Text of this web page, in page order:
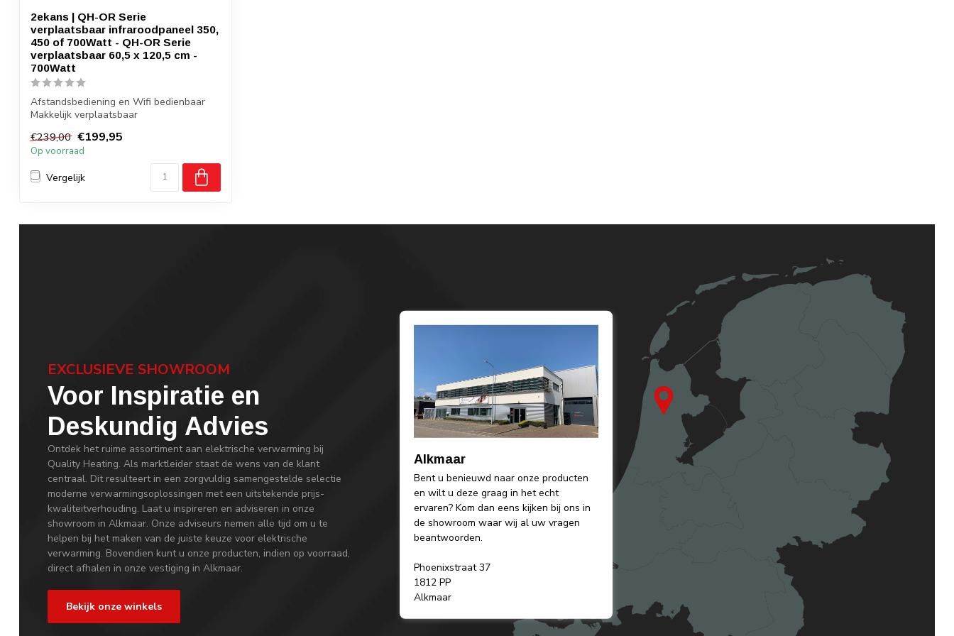
2ekans | QH-OR Serie
verplaatsbaar infraroodpaneel 350,
450 of 700Watt - QH-OR Serie
verplaatsbaar 60,5 x 120,5 cm -
700Watt
Afstandsbediening en Wifi bedienbaar
Makkelijk verplaatsbaar
€239,00 €199,95
Op voorraad
Vergelijk
EXCLUSIEVE SHOWROOM
Voor Inspiratie en
Deskundig Advies
Ontdek het ruime assortiment aan elektrische verwarming bij
Quality Heating. Als marktleider staat de wens van de klant
centraal. Dit resulteert in een zorgvuldig samengestelde selectie
moderne verwarmingsoplossingen met een uitstekende prijs-
kwaliteitverhouding. Laat u inspireren en adviseren in onze
showroom in Alkmaar. Onze adviseurs nemen alle tijd om u te
helpen bij het maken van de juiste keuze voor elektrische
verwarming. Bovendien kunt u onze producten, indien op voorraad,
direct afhalen in onze vestiging in Alkmaar.
Bekijk onze winkels
Alkmaar
Bent u benieuwd naar onze producten
en wilt u deze graag in het echt
ervaren? Kom dan eens kijken bij ons in
de showroom waar wij al uw vragen
beantwoorden.
Phoenixstraat 37
1812 PP
Alkmaar